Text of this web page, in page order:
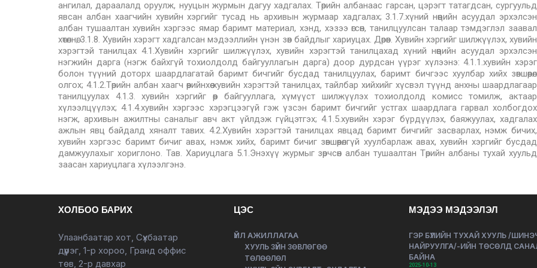
ХОЛБОО БАРИХ
Улаанбаатар хот, Сүхбаатар
дүүрэг, 1-р хороо, Гранд оффис
төв, 2-р давхар
ЦЭС
ҮЙЛ АЖИЛЛАГАА
ХУУЛЬ ЗҮЙН ЗӨВЛӨГӨӨ
ТӨЛӨӨЛӨЛ
МЭДЭЭ МЭДЭЭЛЭЛ
ГЭР БҮЛИЙН ТУХАЙ ХУУЛЬ /
НАЙРУУЛГА/-ИЙН ТӨСӨЛД
БАЙНА
2025-10-13